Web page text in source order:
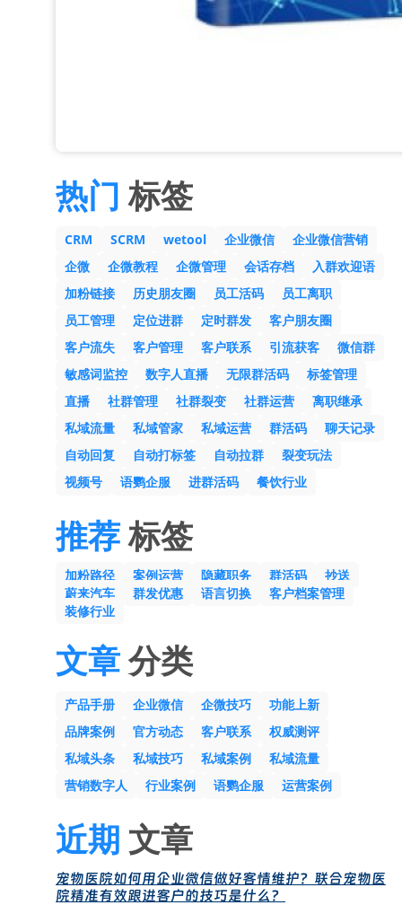
热门 标签
CRM SCRM wetool 企业微信
企业微信营销
企微
企微教程 企微管理 会话存档
入群欢迎语
加粉链接
历史朋友圈 员工活码
员工离职
员工管理
定位进群 定时群发
客户朋友圈
客户流失
客户管理 客户联系 引流获客
微信群
敏感词监控
数字人直播 无限群活码
标签管理
直播
社群管理 社群裂变 社群运营
离职继承
私域流量
私域管家 私域运营 群活码
聊天记录
自动回复
自动打标签 自动拉群
裂变玩法
视频号
语鹦企服 进群活码 餐饮行业
推荐标签
加粉路径 案例运营 隐藏职务 群活码
抄送
蔚来汽车
群发优惠 语言切换
客户档案管理
装修行业
文章分类
产品手册 企业微信 企微技巧
功能上新
品牌案例
官方动态 客户联系
权威测评
私域头条
私域技巧 私域案例
私域流量
营销数字人
行业案例 语鹦企服 运营案例
近期 文章
宠物医院如何用企业微信做好客情维护？联合宠物医
院精准有效跟进客户的技巧是什么？